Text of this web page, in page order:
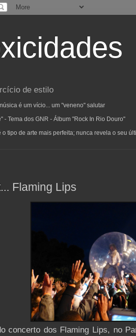
de estilo
é um vício... um "veneno" salutar
- Tema dos GNR - Álbum "Rock In Rio Douro"
o tipo de arte mais perfeita; nunca revela o seu
Flaming Lips
concerto dos Flaming Lips, no